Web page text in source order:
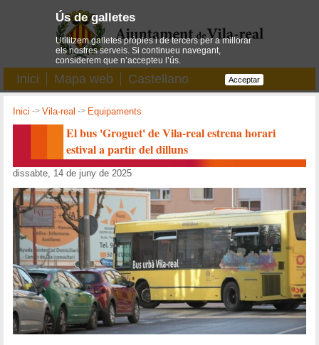
Inici Mapa web Castellano
Inici ->Vila-real -> Equipaments
El bus 'Groguet' de Vila-real estrena horari
estival a partir del dilluns
dissabte, 14 de juny de 2025
Ús de galletes
Utilitzem galletes pròpies i de tercers per a millorar
els nostres serveis. Si continueu navegant,
considerem que n’accepteu l’ús.
Acceptar